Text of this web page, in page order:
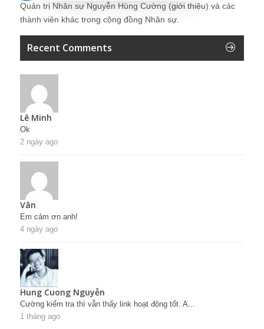
Quản trị Nhân sự Nguyễn Hùng Cường (giới thiệu) và các
thành viên khác trong cộng đồng Nhân sự.
Recent Comments
Lê Minh
Ok
2 ngày ago
Vân
Em cảm ơn anh!
4 ngày ago
Hung Cuong Nguyễn
Cường kiểm tra thì vẫn thấy link hoạt động tốt. A...
1 tháng ago